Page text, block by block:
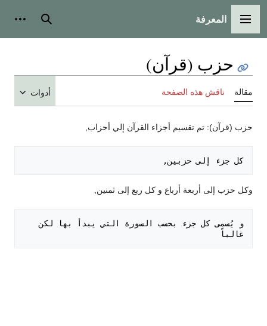
القائمة الرئيسية
المعرفة بحث
حزب (قرآن)
مقالة ناقش هذه الصفحة أدوات
حزب (قرآن): تم تقسيم أجزاء القرآن إلي أحزاب,
كل جزء إلى حزبين,
وكل حزب إلى أربعة أرباع و كل ربع إلى ثمنين,
غالباً